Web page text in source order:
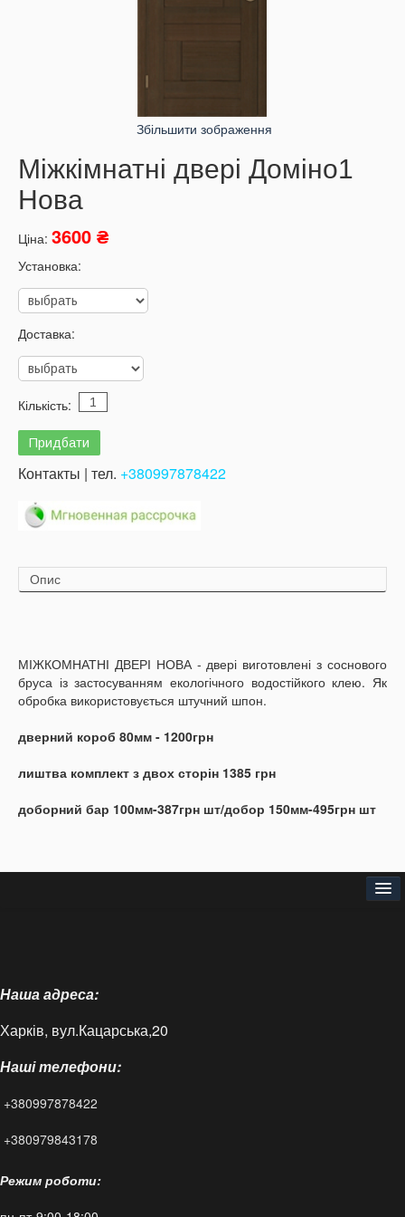
Збільшити зображення
Міжкімнатні двері Доміно1
Нова
Ціна: 3600 ₴
Установка:
Доставка:
Кількість:
Контакты | тел. +380997878422
Опис
МІЖКОМНАТНІ ДВЕРІ НОВА - двері виготовлені з соснового
бруса із застосуванням екологічного водостійкого клею. Як
обробка використовується штучний шпон.
дверний короб 80мм - 1200грн
лиштва комплект з двох сторін 1385 грн
доборний бар 100мм-387грн шт/добор 150мм-495грн шт
Доставка і оплата
Контакти
Статті
FAQ
Наша адреса:
Харків, вул.Кацарська,20
Наші телефони:
+380997878422
+380979843178
Режим роботи: